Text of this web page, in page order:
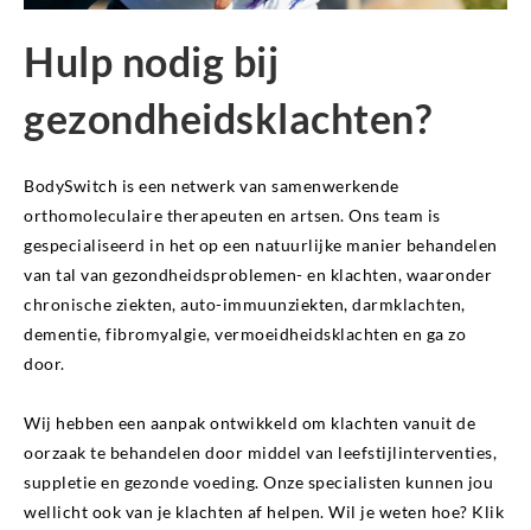
Hulp nodig bij
gezondheidsklachten?
BodySwitch is een netwerk van samenwerkende
orthomoleculaire therapeuten en artsen. Ons team is
gespecialiseerd in het op een natuurlijke manier behandelen
van tal van gezondheidsproblemen- en klachten, waaronder
chronische ziekten, auto-immuunziekten, darmklachten,
dementie, fibromyalgie, vermoeidheidsklachten en ga zo
door.
Wij hebben een aanpak ontwikkeld om klachten vanuit de
oorzaak te behandelen door middel van leefstijlinterventies,
suppletie en gezonde voeding. Onze specialisten kunnen jou
wellicht ook van je klachten af helpen. Wil je weten hoe? Klik